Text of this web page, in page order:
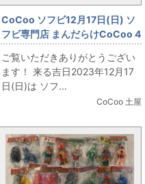
CoCoo ソフビ12月17日(日) ソ
フビ専門店 まんだらけCoCoo 4
周年記念 「ＲＥＡＬＨＥＡＤ 妖
獣 ビースト」
ご覧いただきありがとうござい
ます！ 来る吉日2023年12月17
日(日)は ソフ...
CoCoo 土屋